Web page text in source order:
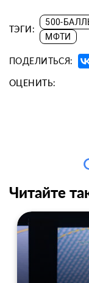
ТЭГИ:
500-
МФТИ
ПОДЕЛИТЬСЯ:
ОЦЕНИТЬ:
Читайте